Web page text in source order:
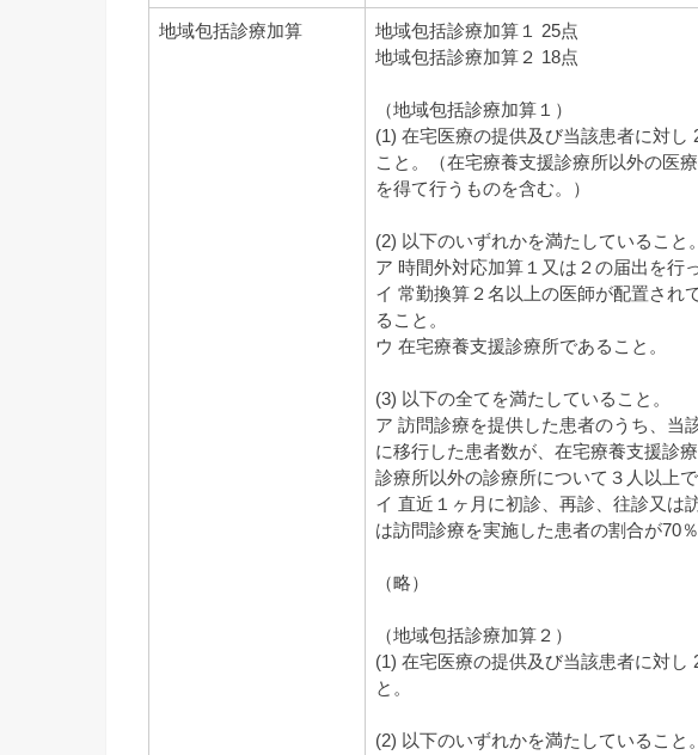
地域包括診療加算
地域包括診療加算１ 25点
地域包括診療加算２ 18点
（地域包括診療加算１）
(1) 在宅医療の提供及び当該患者に対
こと。（在宅療養支援診療所以外の医
を得て行うものを含む。）
(2) 以下のいずれかを満たしていること。
ア 時間外対応加算１又は２の届出を行
イ 常勤換算２名以上の医師が配置され
ること。
ウ 在宅療養支援診療所であること。
(3) 以下の全てを満たしていること。
ア 訪問診療を提供した患者のうち、当
に移行した患者数が、在宅療養支援診
診療所以外の診療所について３人以上で
イ 直近１ヶ月に初診、再診、往診又は
は訪問診療を実施した患者の割合が70
（略）
（地域包括診療加算２）
(1) 在宅医療の提供及び当該患者に対し
と。
(2) 以下のいずれかを満たしていること。